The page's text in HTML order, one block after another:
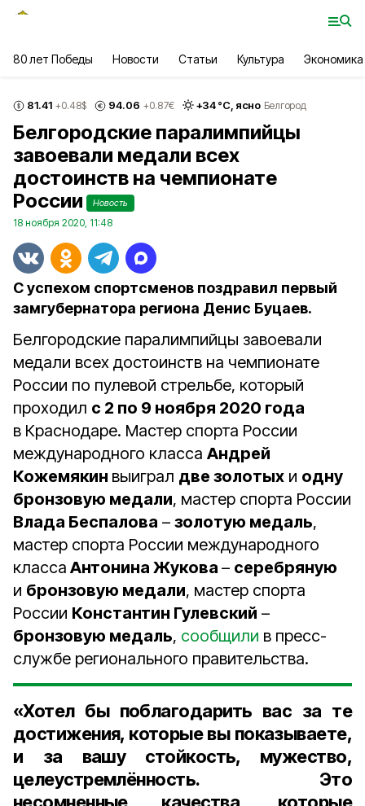
80 лет Победы Новости Статьи Культура Экономика
81.41 +0.48$ 94.06 +0.87€ +34°С, ясно Белгород
Белгородские паралимпийцы
завоевали медали всех
достоинств на чемпионате
России
Новость
18 ноября 2020, 11:48
С успехом спортсменов поздравил первый
замгубернатора региона Денис Буцаев.
Белгородские паралимпийцы завоевали
медали всех достоинств на чемпионате
России по пулевой стрельбе, который
проходил с 2 по 9 ноября 2020 года
в Краснодаре. Мастер спорта России
международного класса Андрей
Кожемякин выиграл две золотых и одну
бронзовую медали, мастер спорта России
Влада Беспалова – золотую медаль,
мастер спорта России международного
класса Антонина Жукова – серебряную
и бронзовую медали, мастер спорта
России Константин Гулевский –
бронзовую медаль, сообщили в пресс-
службе регионального правительства.
«Хотел бы поблагодарить вас за те
достижения, которые вы показываете,
и за вашу стойкость, мужество,
целеустремлённость. Это